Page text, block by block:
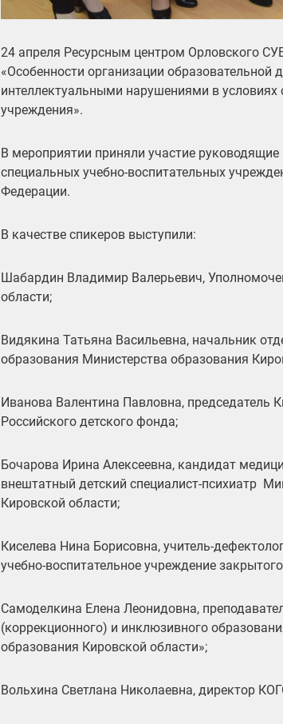
24 апреля Ресурсным центром Орловского
«Особенности организации образовательной
интеллектуальными нарушениями в условиях
учреждения».
В мероприятии приняли участие руководящие
специальных учебно-воспитательных
Федерации.
В качестве спикеров выступили:
Шабардин Владимир Валерьевич,
области;
Видякина Татьяна Васильевна, начальник
образования Министерства образования
Иванова Валентина Павловна, председатель
Российского детского фонда;
Бочарова Ирина Алексеевна, кандидат
внештатный детский специалист-психиатр
Кировской области;
Киселева Нина Борисовна, учитель-
учебно-воспитательное учреждение
Самоделкина Елена Леонидовна,
(коррекционного) и инклюзивного
образования Кировской области»;
Вольхина Светлана Николаевна, директор